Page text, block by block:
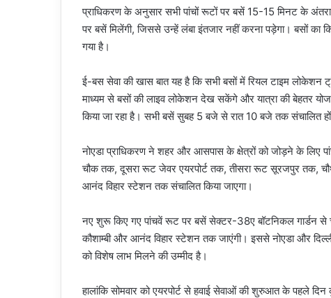
प्राधिकरण के अनुसार सभी पांचों रूटों पर बसें 15-15 मिनट के
पर बसें मिलेंगी, जिससे उन्हें लंबा इंतजार नहीं करना पड़ेगा। बसों का
गया है।
ई-बस सेवा की खास बात यह है कि सभी बसों में रियल टाइम लोकेशन
माध्यम से बसों की लाइव लोकेशन देख सकेंगे और यात्रा की बेहतर
किया जा रहा है। सभी बसें सुबह 5 बजे से रात 10 बजे तक संचालित
नोएडा प्राधिकरण ने शहर और आसपास के क्षेत्रों को जोड़ने के लिए
चौक तक, दूसरा रूट जेवर एयरपोर्ट तक, तीसरा रूट सूरजपुर तक,
आनंद विहार स्टेशन तक संचालित किया जाएगा।
नए शुरू किए गए पांचवें रूट पर बसें सेक्टर-38ए बॉटनिकल गार्डन से
कौशाम्बी और आनंद विहार स्टेशन तक जाएंगी। इससे नोएडा और
को विशेष लाभ मिलने की उम्मीद है।
हालांकि सोमवार को एयरपोर्ट से हवाई सेवाओं की शुरुआत के पहले